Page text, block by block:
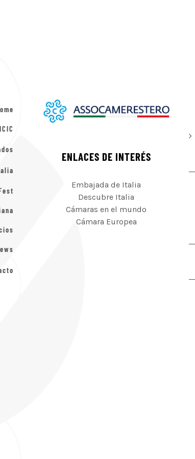
ENLACES DE INTERÉS
Embajada de Italia
Descubre Italia
Cámaras en el mundo
Cámara Europea